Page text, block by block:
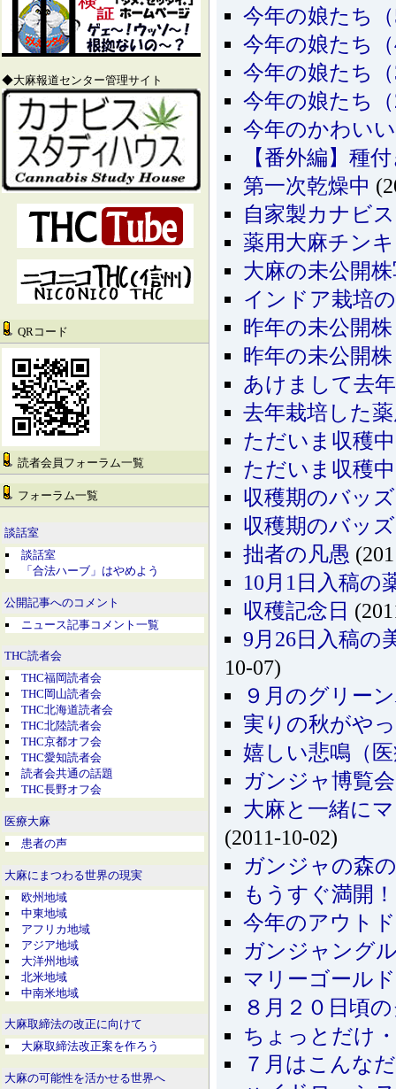
◆大麻報道センター管理サイト
QRコード
読者会員フォーラム一覧
フォーラム一覧
談話室
談話室
「合法ハーブ」はやめよう
公開記事へのコメント
ニュース記事コメント一覧
THC読者会
THC福岡読者会
THC岡山読者会
THC北海道読者会
THC北陸読者会
THC京都オフ会
THC愛知読者会
読者会共通の話題
THC長野オフ会
医療大麻
患者の声
大麻にまつわる世界の現実
欧州地域
中東地域
アフリカ地域
アジア地域
大洋州地域
北米地域
中南米地域
大麻取締法の改正に向けて
大麻取締法改正案を作ろう
大麻の可能性を活かせる世界へ
今年の娘たち
今年の娘たち
今年の娘たち
今年の娘たち
今年のかわい
【番外編】種
第一次乾燥中
自家製カナビ
薬用大麻チン
大麻の未公開
インドア栽培
昨年の未公開
昨年の未公開
あけまして去
去年栽培した
ただいま収穫
ただいま収穫
収穫期のバッ
収穫期のバッ
拙者の凡愚
10月1日入稿の
収穫記念日
9月26日入稿の
10-07)
９月のグリー
実りの秋がや
嬉しい悲鳴（
ガンジャ博覧会
大麻と一緒に
(2011-10-02)
ガンジャの森
もうすぐ満開！
今年のアウト
ガンジャング
マリーゴール
８月２０日頃
ちょっとだけ
７月はこんな